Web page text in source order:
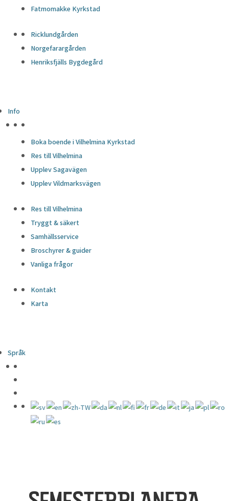
Fatmomakke Kyrkstad
Ricklundgården
Norgefarargården
Henriksfjälls Bygdegård
Info
Boka boende i Vilhelmina Kyrkstad
Res till Vilhelmina
Upplev Sagavägen
Upplev Vildmarksvägen
Res till Vilhelmina
Tryggt & säkert
Samhällsservice
Broschyrer & guider
Vanliga frågor
Kontakt
Karta
Språk